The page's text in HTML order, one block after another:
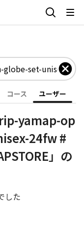
コース ユーザー
yamap-op
24fw #
」の
した